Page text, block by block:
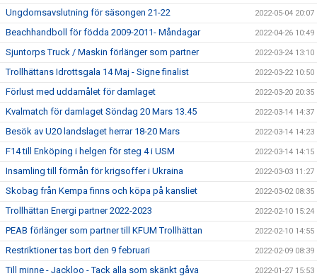
Ungdomsavslutning för säsongen 21-22 2022-05-04 20:07
Beachhandboll för födda 2009-2011- Måndagar 2022-04-26 10:49
Sjuntorps Truck / Maskin förlänger som partner 2022-03-24 13:10
Trollhättans Idrottsgala 14 Maj - Signe finalist 2022-03-22 10:50
Förlust med uddamålet för damlaget 2022-03-20 20:35
Kvalmatch för damlaget Söndag 20 Mars 13.45 2022-03-14 14:37
Besök av U20 landslaget herrar 18-20 Mars 2022-03-14 14:23
F14 till Enköping i helgen för steg 4 i USM 2022-03-14 14:15
Insamling till förmån för krigsoffer i Ukraina 2022-03-03 11:27
Skobag från Kempa finns och köpa på kansliet 2022-03-02 08:35
Trollhättan Energi partner 2022-2023 2022-02-10 15:24
PEAB förlänger som partner till KFUM Trollhättan 2022-02-10 14:55
Restriktioner tas bort den 9 februari 2022-02-09 08:39
Till minne - Jackloo - Tack alla som skänkt gåva 2022-01-27 15:53